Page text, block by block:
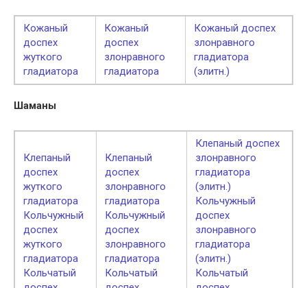
Кожаный
доспех
жуткого
гладиатора
Кожаный
доспех
злонравного
гладиатора
Кожаный доспех
злонравного
гладиатора
(элитн.)
Шаманы
Клепаный
доспех
жуткого
гладиатора
Кольчужный
доспех
жуткого
гладиатора
Кольчатый
Клепаный
доспех
злонравного
гладиатора
Кольчужный
доспех
злонравного
гладиатора
Кольчатый
Клепаный доспех
злонравного
гладиатора
(элитн.)
Кольчужный
доспех
злонравного
гладиатора
(элитн.)
Кольчатый